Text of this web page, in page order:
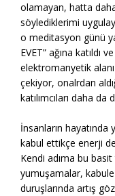
olamayan, hatta
söylediklerimi
o meditasyon günü
EVET” ağına katıldı
elektromanyetik
çekiyor, onalrdan
katılımcıları daha da
İnsanların
kabul ettikçe enerji de
Kendi adıma bu
yumuşamalar,
duruşlarında artış